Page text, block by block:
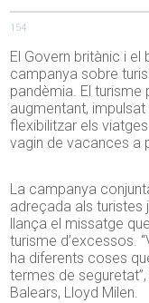
154
El Govern britànic i
campanya sobre
pandèmia. El turisme
augmentant,
flexibilitzar els
vagin de vacances a
La campanya
adreçada als turistes
llança el missatge
turisme d’excessos.
ha diferents coses
termes de
Balears, Lloyd Milen.